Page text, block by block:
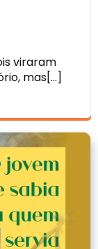
viraram
mas[…]